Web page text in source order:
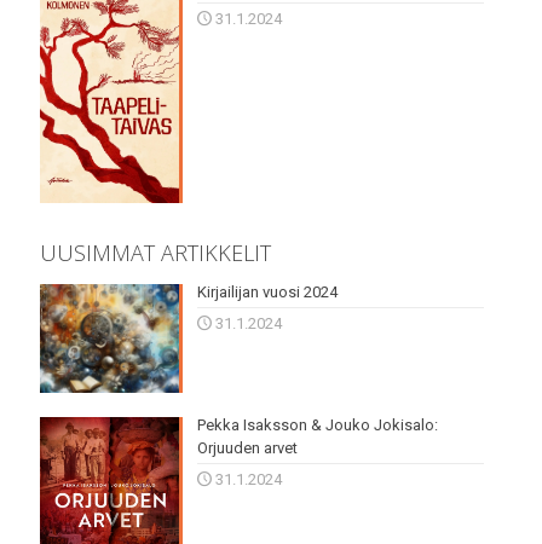
31.1.2024
UUSIMMAT ARTIKKELIT
Kirjailijan vuosi 2024
31.1.2024
Pekka Isaksson & Jouko Jokisalo:
Orjuuden arvet
31.1.2024